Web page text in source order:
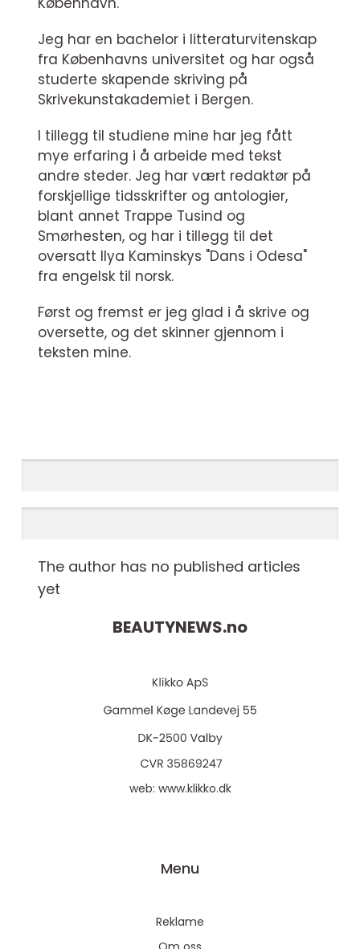
Jeg har en bachelor i litteraturvitenskap
fra Københavns universitet og har også
studerte skapende skriving på
Skrivekunstakademiet i Bergen.
I tillegg til studiene mine har jeg fått
mye erfaring i å arbeide med tekst
andre steder. Jeg har vært redaktør på
forskjellige tidsskrifter og antologier,
blant annet Trappe Tusind og
Smørhesten, og har i tillegg til det
oversatt Ilya Kaminskys "Dans i Odesa"
fra engelsk til norsk.
Først og fremst er jeg glad i å skrive og
oversette, og det skinner gjennom i
teksten mine.
The author has no published articles
yet
BEAUTYNEWS.no
web: www.klikko.dk
Menu
Reklame